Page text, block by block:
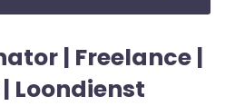
| Freelance |
Loondienst